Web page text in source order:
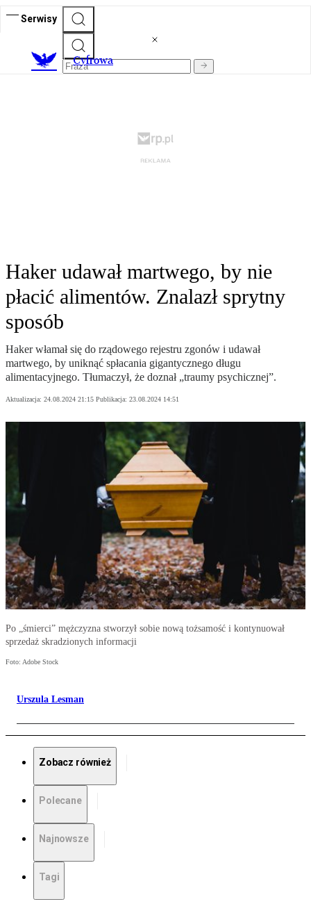
Serwisy
Cyfrowa
Haker udawał martwego, by nie
płacić alimentów. Znalazł sprytny
sposób
Haker włamał się do rządowego rejestru zgonów i udawał
martwego, by uniknąć spłacania gigantycznego długu
alimentacyjnego. Tłumaczył, że doznał „traumy psychicznej”.
Aktualizacja: 24.08.2024 21:15 Publikacja: 23.08.2024 14:51
Po „śmierci” mężczyzna stworzył sobie nową tożsamość i kontynuował
sprzedaż skradzionych informacji
Foto: Adobe Stock
Urszula Lesman
Zobacz również
Polecane
Najnowsze
Tagi